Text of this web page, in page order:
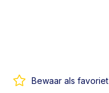
Bewaar als favoriet